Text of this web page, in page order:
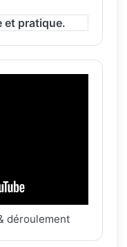
et pratique.
déroulement